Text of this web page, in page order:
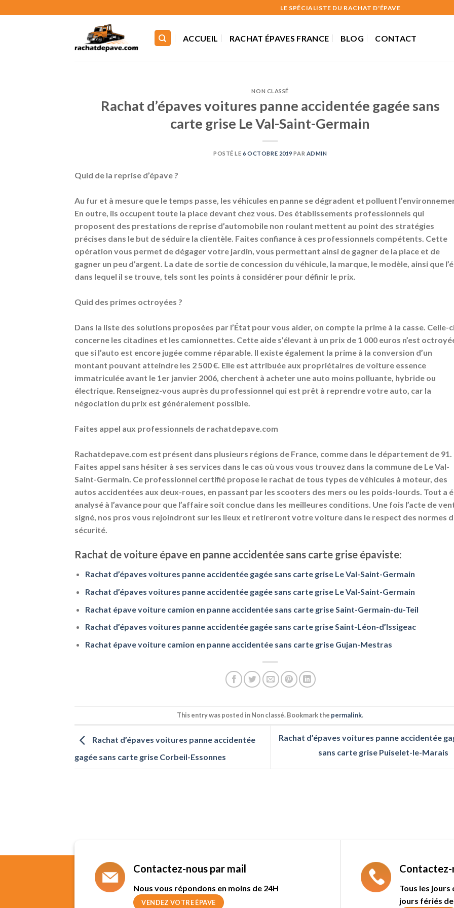
to
LE SPÉCIALISTE DU RACHAT D'ÉPAVE
ACCUEIL RACHAT ÉPAVES FRANCE BLOG CONTACT
NON CLASSÉ
Rachat d’épaves voitures panne accidentée gagée sans
carte grise Le Val-Saint-Germain
POSTÉ LE6 OCTOBRE 2019 PAR ADMIN
Quid de la reprise d’épave ?
Au fur et à mesure que le temps passe, les véhicules en panne se dégradent et polluent
En outre, ils occupent toute la place devant chez vous. Des établissements professionnels qui
proposent des prestations de reprise d’automobile non roulant mettent au point des stratégies
précises dans le but de séduire la clientèle. Faites confiance à ces professionnels compétents. Cette
opération vous permet de dégager votre jardin, vous permettant ainsi de gagner de la place et de
gagner un peu d’argent. La date de sortie de concession du véhicule, la marque, le modèle, ainsi que
dans lequel il se trouve, tels sont les points à considérer pour définir le prix.
Quid des primes octroyées ?
Dans la liste des solutions proposées par l’État pour vous aider, on compte la prime à la casse. Celle-
concerne les citadines et les camionnettes. Cette aide s’élevant à un prix de 1 000 euros n’est
que si l’auto est encore jugée comme réparable. Il existe également la prime à la conversion d’un
montant pouvant atteindre les 2 500 €. Elle est attribuée aux propriétaires de voiture essence
immatriculée avant le 1er janvier 2006, cherchent à acheter une auto moins polluante, hybride ou
électrique. Renseignez-vous auprès du professionnel qui est prêt à reprendre votre auto, car la
négociation du prix est généralement possible.
Faites appel aux professionnels de rachatdepave.com
Rachatdepave.com est présent dans plusieurs régions de France, comme dans le département de 91.
Faites appel sans hésiter à ses services dans le cas où vous vous trouvez dans la commune de Le Val-
Saint-Germain. Ce professionnel certifié propose le rachat de tous types de véhicules à moteur, des
autos accidentées aux deux-roues, en passant par les scooters des mers ou les poids-lourds. Tout a
analysé à l’avance pour que l’affaire soit conclue dans les meilleures conditions. Une fois l’acte de
signé, nos pros vous rejoindront sur les lieux et retireront votre voiture dans le respect des normes
sécurité.
Rachat de voiture épave en panne accidentée sans carte grise épaviste:
Rachat d’épaves voitures panne accidentée gagée sans carte grise Le Val-Saint-Germain
Rachat d’épaves voitures panne accidentée gagée sans carte grise Le Val-Saint-Germain
Rachat épave voiture camion en panne accidentée sans carte grise Saint-Germain-du-Teil
Rachat d’épaves voitures panne accidentée gagée sans carte grise Saint-Léon-d’Issigeac
Rachat épave voiture camion en panne accidentée sans carte grise Gujan-Mestras
This entry was posted in Non classé. Bookmark the permalink.
Rachat d’épaves voitures panne accidentée
gagée sans carte grise Corbeil-Essonnes
Rachat d’épaves voitures panne accidentée
sans carte grise Puiselet-le-Marais
Contactez-nous par mail
Nous vous répondons en moins de 24H
VENDEZ VOTRE ÉPAVE
Contactez-
Tous les
jours fériés